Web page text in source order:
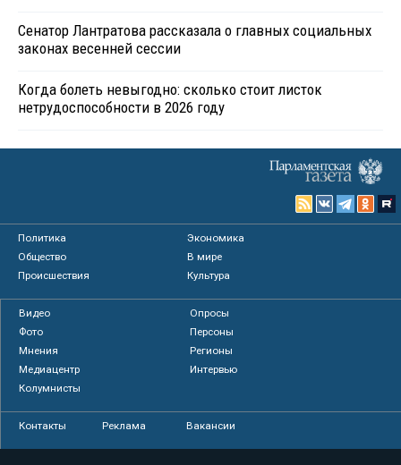
Сенатор Лантратова рассказала о главных социальных
законах весенней сессии
Когда болеть невыгодно: сколько стоит листок
нетрудоспособности в 2026 году
Политика
Экономика
Общество
В мире
Происшествия
Культура
Видео
Опросы
Фото
Персоны
Мнения
Регионы
Медиацентр
Интервью
Колумнисты
Контакты Реклама Вакансии